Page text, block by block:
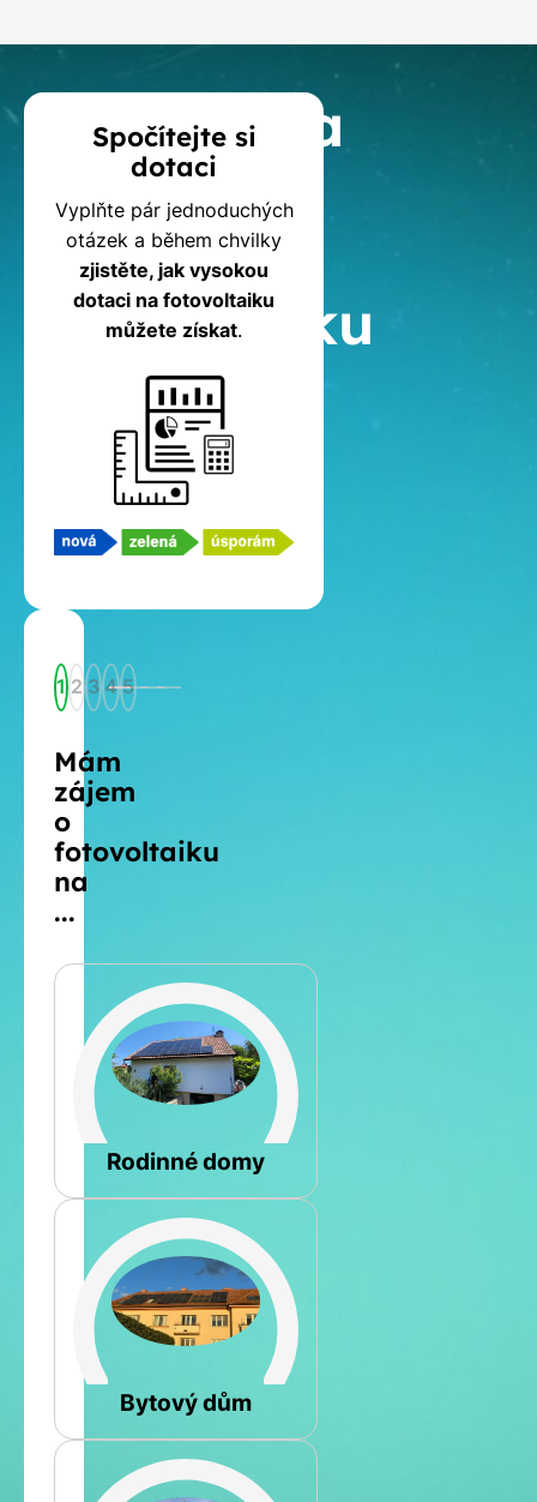
Kalkulačka
dotací
na
fotovoltaiku
Spočítejte si
dotaci
Vyplňte pár jednoduchých
otázek a během chvilky
zjistěte, jak vysokou
dotaci na fotovoltaiku
můžete získat.
1 2 3 4 5
Mám
zájem
o
fotovoltaiku
na
...
Rodinné domy
Bytový dům
Šikmá
Jméno